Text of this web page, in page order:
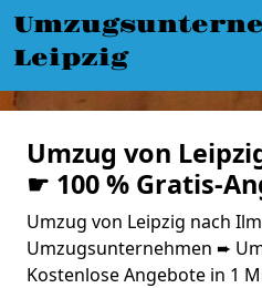
Leipzig
Umzug von
☛ 100 % Gratis-
Umzug von Leipzig nach
Umzugsunternehmen ➨
Kostenlose Angebote in 1